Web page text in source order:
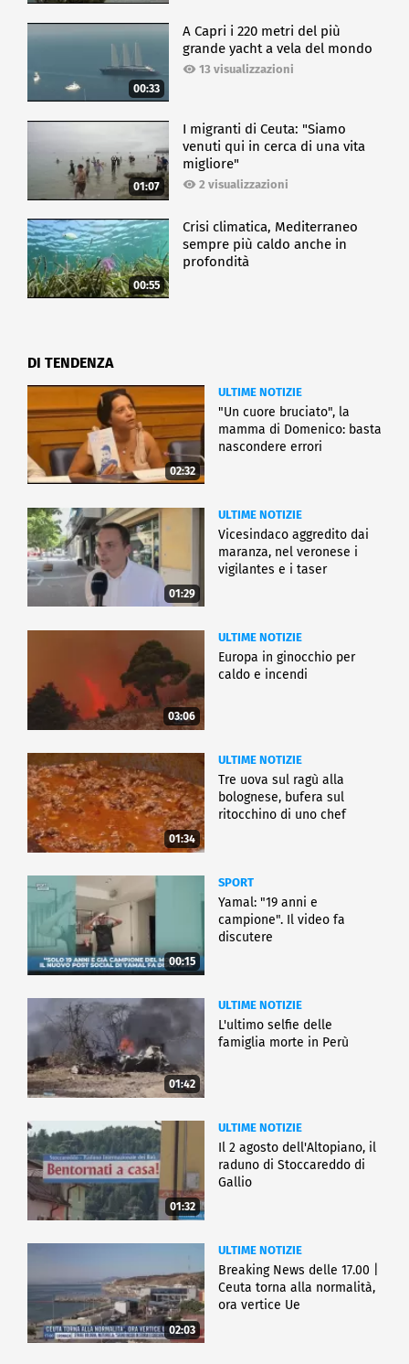
profit. La coesione tra profit e no profit rende
possibili grandi progetti che, senza donazioni, non
potrebbero esistere. A Milano abbiamo inaugurato
da poco un intero condominio solidale, mettendo
così gli appartamenti a disposizione di persone
fragili. Non sarebbe stato possibile dar luce a questa
iniziativa senza le donazioni".
Fondamentale, dunque, incentivare la
collaborazione tra pubblico e privato per investire
su un futuro più sostenibile sotto ogni punto di vista.
CRONACA
00:33
A Capri i 220 metri del più
grande yacht a vela del mondo
13 visualizzazioni
01:07
I migranti di Ceuta: "Siamo
venuti qui in cerca di una vita
migliore"
2 visualizzazioni
00:55
Crisi climatica, Mediterraneo
sempre più caldo anche in
profondità
DI TENDENZA
02:32
ULTIME NOTIZIE
"Un cuore bruciato", la
mamma di Domenico: basta
nascondere errori
01:29
ULTIME NOTIZIE
Vicesindaco aggredito dai
maranza, nel veronese i
vigilantes e i taser
03:06
ULTIME NOTIZIE
Europa in ginocchio per
caldo e incendi
01:34
ULTIME NOTIZIE
Tre uova sul ragù alla
bolognese, bufera sul
ritocchino di uno chef
00:15
SPORT
Yamal: "19 anni e
campione". Il video fa
discutere
01:42
ULTIME NOTIZIE
L'ultimo selfie delle
famiglia morte in Perù
01:32
ULTIME NOTIZIE
Il 2 agosto dell'Altopiano, il
raduno di Stoccareddo di
Gallio
02:03
ULTIME NOTIZIE
Breaking News delle 17.00 |
Ceuta torna alla normalità,
ora vertice Ue